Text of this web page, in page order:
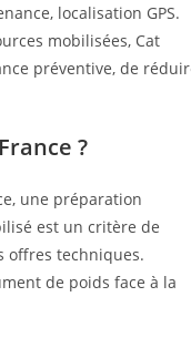
localisation GPS.
mobilisées, Cat
préventive, de
?
une préparation
est un critère de
offres techniques.
de poids face à la